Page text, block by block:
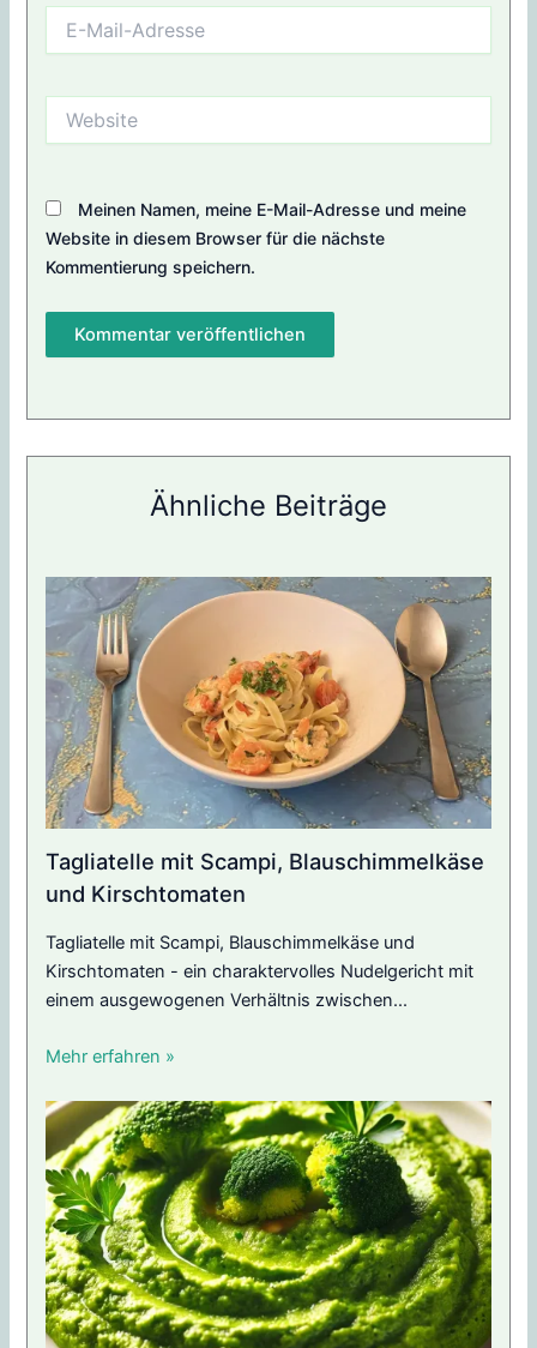
Mail-
Meinen Namen, meine E-Mail-Adresse und meine
Website in diesem Browser für die nächste
Kommentierung speichern.
Ähnliche Beiträge
Tagliatelle mit Scampi, Blauschimmelkäse
und Kirschtomaten
Tagliatelle mit Scampi, Blauschimmelkäse und
Kirschtomaten - ein charaktervolles Nudelgericht mit
einem ausgewogenen Verhältnis zwischen...
Mehr erfahren »